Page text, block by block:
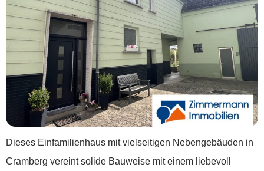
Dieses Einfamilienhaus mit vielseitigen Nebengebäuden in
Cramberg vereint solide Bauweise mit einem liebevoll